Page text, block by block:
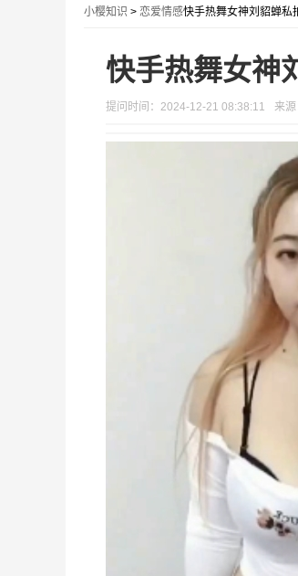
小樱知识 > 恋爱情感快手热舞女神刘貂蝉私
快手热舞女神
提问时间：2024-12-21 08:38:11 来